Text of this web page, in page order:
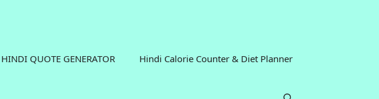
HINDI QUOTE GENERATOR Hindi Calorie Counter & Diet Planner